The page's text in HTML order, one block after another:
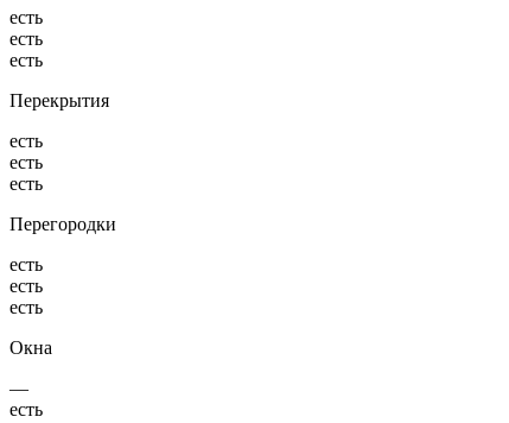
есть
есть
есть
Перекрытия
есть
есть
есть
Перегородки
есть
есть
есть
Окна
—
есть